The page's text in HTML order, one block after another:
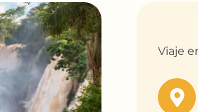
Viaje